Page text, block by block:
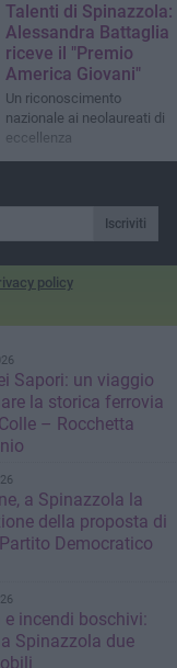
Talenti di Spinazzola:
Alessandra Battaglia
riceve il "Premio
America Giovani"
Un riconoscimento
nazionale ai neolaureati di
eccellenza
Iscriviti
policy
Sapori: un viaggio
la storica ferrovia
– Rocchetta
a Spinazzola la
della proposta di
Democratico
e incendi boschivi:
Spinazzola due